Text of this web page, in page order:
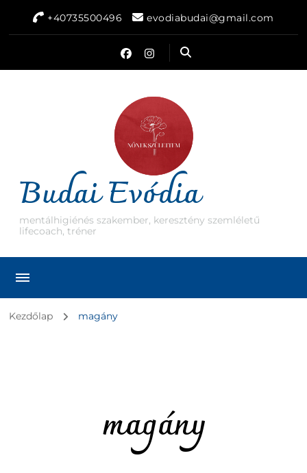
+40735500496 evodiabudai@gmail.com
Budai Evódia
mentálhigiénés szakember, keresztény szemléletű
lifecoach, tréner
Kezdőlap magány
magány